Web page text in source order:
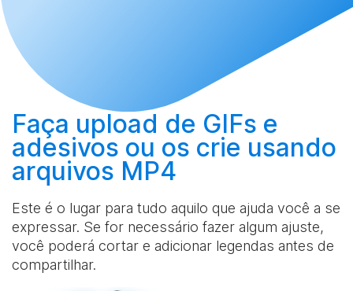
Faça upload de GIFs e
adesivos ou os crie usando
arquivos MP4
Este é o lugar para tudo aquilo que ajuda você a se
expressar. Se for necessário fazer algum ajuste,
você poderá cortar e adicionar legendas antes de
compartilhar.